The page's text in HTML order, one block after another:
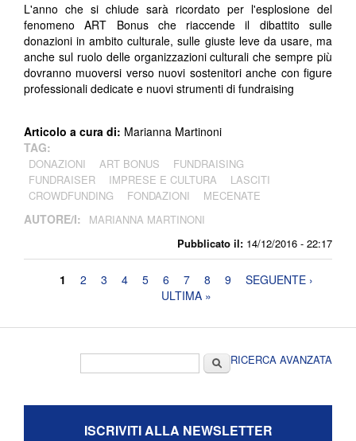
Pubblicato il: 14/12/2016 - 22:17
L'anno che si chiude sarà ricordato per l'esplosione del
fenomeno ART Bonus che riaccende il dibattito sulle
donazioni in ambito culturale, sulle giuste leve da usare, ma
anche sul ruolo delle organizzazioni culturali che sempre più
dovranno muoversi verso nuovi sostenitori anche con figure
professionali dedicate e nuovi strumenti di fundraising
Articolo a cura di: Marianna Martinoni
TAG:
DONAZIONI ART BONUS
FUNDRAISING
FUNDRAISER
IMPRESE E CULTURA
LASCITI
CROWDFUNDING
FONDAZIONI MECENATE
AUTORE/I: MARIANNA MARTINONI
Pagine
1 2 3 4 5 6 7 8 9
SEGUENTE ›
ULTIMA »
CercaRICERCA AVANZATA
ISCRIVITI ALLA NEWSLETTER